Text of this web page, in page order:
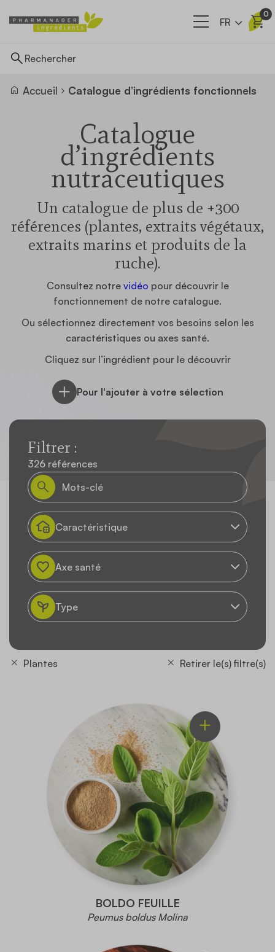
Nos filières
A propos
Actualités
Contact
FR
0
Accueil Catalogue d’ingrédients fonctionnels
Catalogue
d’ingrédients
nutraceutiques
Un catalogue de plus de +300
références (plantes, extraits végétaux,
extraits marins et produits de la
ruche).
Consultez notre vidéo pour découvrir le
fonctionnement de notre catalogue.
Ou sélectionnez directement vos besoins selon les
caractéristiques ou axes santé.
Cliquez sur l’ingrédient pour le découvrir
Pour l'ajouter à votre sélection
Filtrer :
326 références
Caractéristique
Axe santé
Type
Plantes Retirer le(s) filtre(s)
BOLDO FEUILLE
Peumus boldus Molina